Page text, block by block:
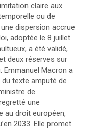
claire aux
ou de
dispersion accrue
adoptée le 8 juillet
a été validé,
deux réserves sur
Emmanuel Macron a
texte amputé de
de
une
au droit européen,
2033. Elle promet